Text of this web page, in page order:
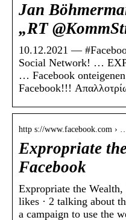
Jan
„RT
10.12.2021 —
Social Network! …
… Facebook
Facebook!!!
http s://www.facebook.com ›
Expropriate
Facebook
Expropriate the
likes · 2 talking about
a campaign to use the